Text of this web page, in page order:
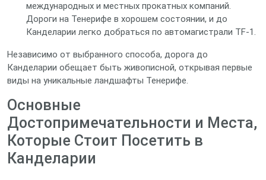
международных и местных прокатных компаний.
Дороги на Тенерифе в хорошем состоянии, и до
Канделарии легко добраться по автомагистрали TF-1.
Независимо от выбранного способа, дорога до
Канделарии обещает быть живописной, открывая первые
виды на уникальные ландшафты Тенерифе.
Основные
Достопримечательности и Места,
Которые Стоит Посетить в
Канделарии